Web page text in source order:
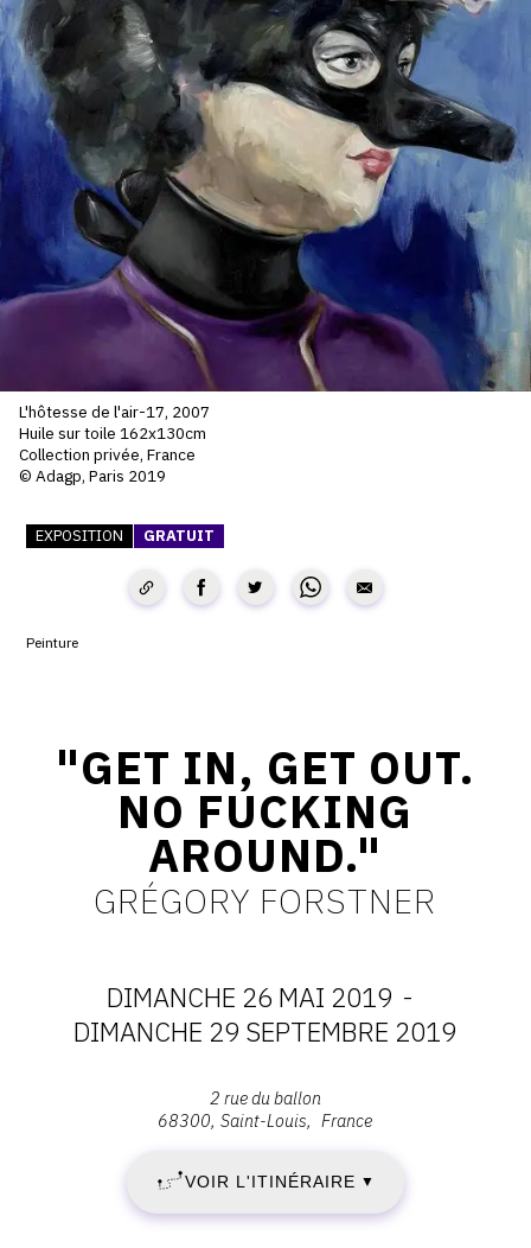
SERVICES
CRÉER SON CATALOGUE RAISONNÉ
ABONNEMENTS DÉDIÉS AUX GALERISTES
CRÉER SON SITE ARTISTE
CRÉER SON CATALOGUE D'EXPO
PUBLIER SES EXPOSITIONS
DEVENIR CONTRIBUTEUR
À PROPOS
À PROPOS D'OAM
CGU
SUIVEZ-NOUS
INSTAGRAM
FACEBOOK
TWITTER
L'hôtesse de l'air-17, 2007
Huile sur toile 162x130cm
Collection privée, France
© Adagp, Paris 2019
EXPOSITION GRATUIT
Peinture
"GET IN, GET OUT.
NO FUCKING
AROUND."
GRÉGORY FORSTNER
DATES
:
DIMANCHE
26
DIMANCHE 26 MAI 2019 -
DIMANCHE 29 SEPTEMBRE 2019
2 rue du ballon
68300 Saint-Louis France
VOIR L'ITINÉRAIRE ▼